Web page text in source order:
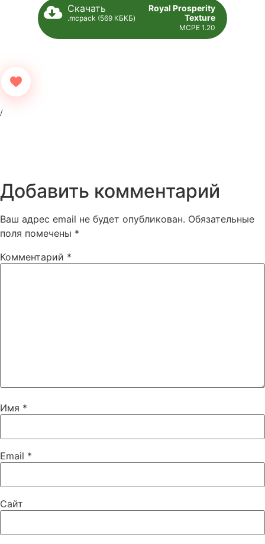
Скачать
.mcpack (569 КБКБ)
Royal Prosperity
Texture
MCPE 1.20
Добавить комментарий
Ваш адрес email не будет опубликован. Обязательные
поля помечены *
Комментарий *
Имя *
Email *
Сайт